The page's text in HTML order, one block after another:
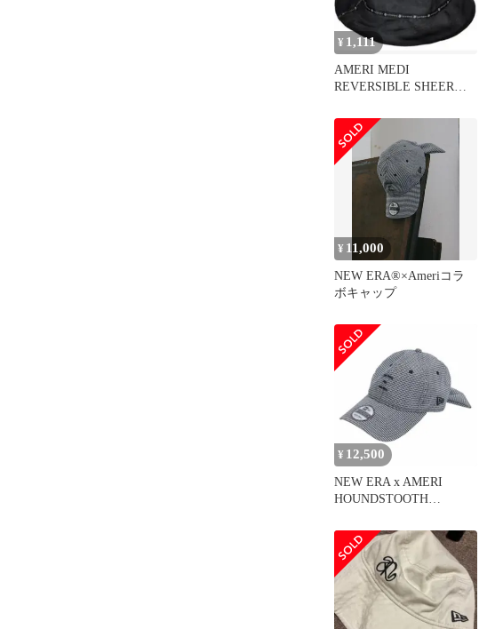
¥ 1,111
AMERI MEDI
REVERSIBLE SHEER
¥ 11,000
NEW ERA®×Ameriコラ
ボキャップ
¥ 12,500
NEW ERA x AMERI
HOUNDSTOOTH